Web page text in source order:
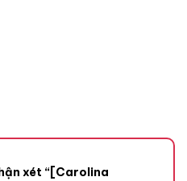
xét “[Carolina